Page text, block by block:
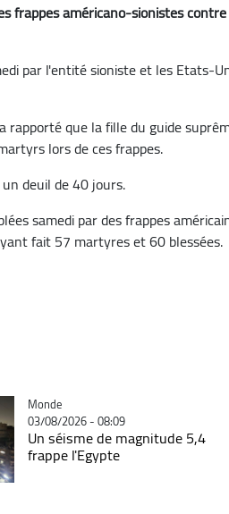
frappes américano-sionistes contre
par l'entité sioniste et les Etats-
rapporté que la fille du guide
lors de ces frappes.
deuil de 40 jours.
samedi par des frappes
fait 57 martyres et 60 blessées.
Catégorie
Monde
03/08/2026 - 08:09
Un séisme de magnitude 5,4
frappe l'Egypte